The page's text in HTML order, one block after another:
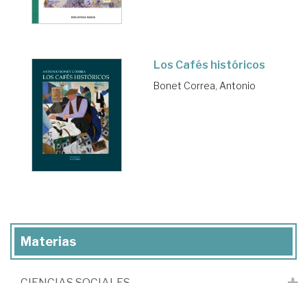
Los Cafés históricos
Bonet Correa, Antonio
Materias